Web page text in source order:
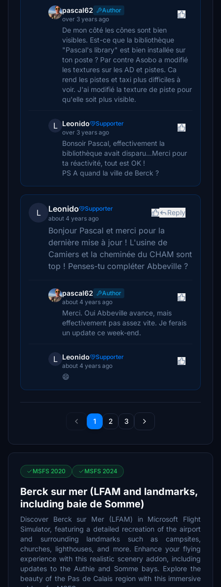
pascal62
Author
over 3 years ago
De mon côté les cônes sont bien
visibles. Est-ce que la bibliothèque
"Pascal's library" est bien installée sur
ton poste ? Par contre Asobo a modifié
les textures sur les AD et pistes. Ca
rend les pistes et taxi plus difficiles à
voir. J'ai modifié la texture de piste pour
qu'elle soit plus visible.
L Leonido
Supporter
over 3 years ago
Bonsoir Pascal, effectivement la
bibliothèque avait disparu...Merci pour
ta réactivité, tout est OK !
PS A quand la ville de Berck ?
L Leonido
Supporter
about 4 years ago
Reply
Bonjour Pascal et merci pour la
dernière mise à jour ! L'usine de
Camiers et la cheminée du CHAM sont
top ! Penses-tu compléter Abbeville ?
pascal62
Author
about 4 years ago
Merci. Oui Abbeville avance, mais
effectivement pas assez vite. Je ferais
un update ce week-end.
L Leonido
Supporter
about 4 years ago
😄
1 2 3
MSFS 2020 MSFS 2024
Berck sur mer (LFAM and landmarks,
including baie de Somme)
Discover Berck sur Mer (LFAM) in Microsoft Flight
Simulator, featuring a detailed recreation of the airport
and surrounding landmarks such as campsites,
churches, lighthouses, and more. Enhance your flying
experience with this realistic scenery addon, including
updates to the Authie and Somme bays. Explore the
beauty of the Pas de Calais region with this immersive